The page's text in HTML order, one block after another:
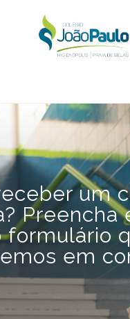
um
Preencha
formulário
em